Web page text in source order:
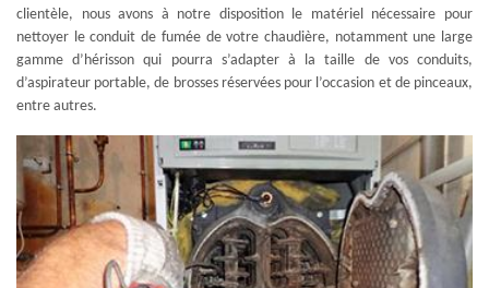
clientèle, nous avons à notre disposition le matériel nécessaire pour
nettoyer le conduit de fumée de votre chaudière, notamment une large
gamme d’hérisson qui pourra s’adapter à la taille de vos conduits,
d’aspirateur portable, de brosses réservées pour l’occasion et de pinceaux,
entre autres.